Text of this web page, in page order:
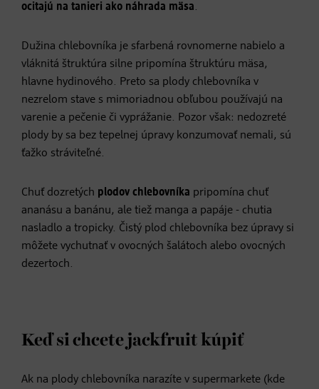
ocitajú na tanieri ako náhrada mäsa.
Dužina chlebovníka je sfarbená rovnomerne nabielo a
vláknitá štruktúra silne pripomína štruktúru mäsa,
hlavne hydinového. Preto sa plody chlebovníka v
nezrelom stave s mimoriadnou obľubou používajú na
varenie a pečenie či vyprážanie. Pozor však: nedozreté
plody by sa bez tepelnej úpravy konzumovať nemali, sú
ťažko stráviteľné.
Chuť dozretých plodov chlebovníka pripomína chuť
ananásu a banánu, ale tiež manga a papáje - chutia
nasladlo a tropicky. Čistý plod chlebovníka bez úpravy si
môžete vychutnať v ovocných šalátoch alebo ovocných
dezertoch.
Keď si chcete jackfruit kúpiť
Ak na plody chlebovníka narazíte v supermarkete (kde